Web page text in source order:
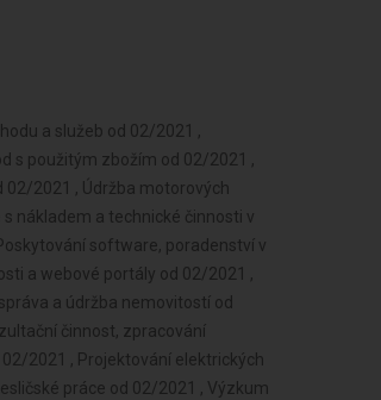
Výroba potravinářských a škrobárenských výrobků od 02/2021 , Pěstitelské pálení od 02/2021 , Výroba krmiv, krmných směsí, doplňkových látek a premixů od 02/2021 , Výroba a opravy obuvi, brašnářského a sedlářského zboží od 02/2021 , Výroba textilií, textilních výrobků, oděvů a oděvních doplňků od 02/2021 , Zpracování dřeva, výroba dřevěných, korkových, proutěných a slaměných výrobků od 02/2021 , Výroba vlákniny, papíru a lepenky a zboží z těchto materiálů od 02/2021 , Vydavatelské činnosti, polygrafická výroba, knihařské a kopírovací práce od 02/2021 , Výroba, rozmnožování, distribuce, prodej, pronájem zvukových a zvukově-obrazových záznamů a výroba nenahraných nosičů údajů a záznamů od 02/2021 , Výroba koksu, surového dehtu a jiných pevných paliv od 02/2021 , Výroba chemických látek a chemických směsí nebo předmětů a kosmetických přípravků od 02/2021 , Výroba hnojiv od 02/2021 , Výroba plastových a pryžových výrobků od 02/2021 , Výroba a zpracování skla